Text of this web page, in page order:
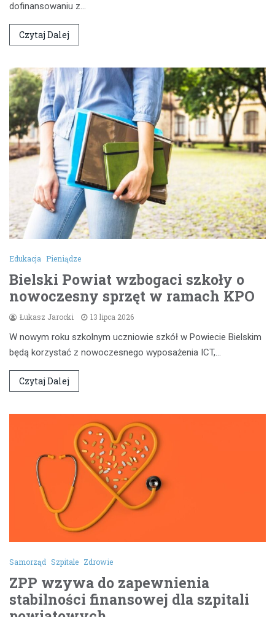
dofinansowaniu z…
Czytaj Dalej
Edukacja Pieniądze
Bielski Powiat wzbogaci szkoły o
nowoczesny sprzęt w ramach KPO
Łukasz Jarocki 13 lipca 2026
W nowym roku szkolnym uczniowie szkół w Powiecie Bielskim
będą korzystać z nowoczesnego wyposażenia ICT,…
Czytaj Dalej
Samorząd Szpitale Zdrowie
ZPP wzywa do zapewnienia
stabilności finansowej dla szpitali